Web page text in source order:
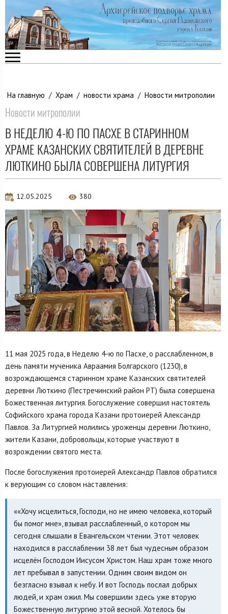
На главную / Храм / новости храма / Новости митрополии
Новости митрополии
В НЕДЕЛЮ 4-Ю ПО ПАСХЕ В СТАРИННОМ
ХРАМЕ КАЗАНСКИХ СВЯТИТЕЛЕЙ В ДЕРЕВНЕ
ЛЮТКИНО БЫЛА СОВЕРШЕНА ЛИТУРГИЯ
12.05.2025 380
11 мая 2025 года, в Неделю 4-ю по Пасхе, о расслабленном, в
день памяти мученика Авраамия Болгарского (1230), в
возрождающемся старинном храме Казанских святителей
деревни Люткино (Пестречинский район РТ) была совершена
Божественная литургия. Богослужение совершил настоятель
Софийского храма города Казани протоиерей Александр
Павлов. За Литургией молились уроженцы деревни Люткино,
жители Казани, добровольцы, которые участвуют в
возрождении святого места.
После богослужения протоиерей Александр Павлов обратился
к верующим со словом наставления:
««Хочу исцелиться, Господи, но не имею человека, который
бы помог мне», взывал расслабленный, о котором мы
сегодня слышали в Евангельском чтении. Этот человек
находился в расслаблении 38 лет был чудесным образом
исцелён Господом Иисусом Христом. Наш храм тоже много
лет пребывал в запустении. Одним своим видом он
безгласно взывал к небу. И вот Господь послал добрых
людей, и храм ожил. Мы совершили здесь уже вторую
Божественную литургию этой весной. Хотелось бы